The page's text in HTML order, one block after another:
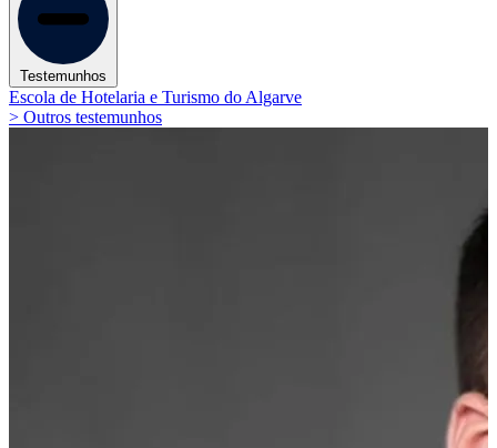
Testemunhos
Escola de Hotelaria e Turismo do Algarve
> Outros testemunhos